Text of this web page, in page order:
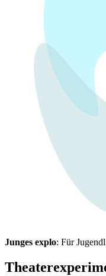
Junges explo: Für